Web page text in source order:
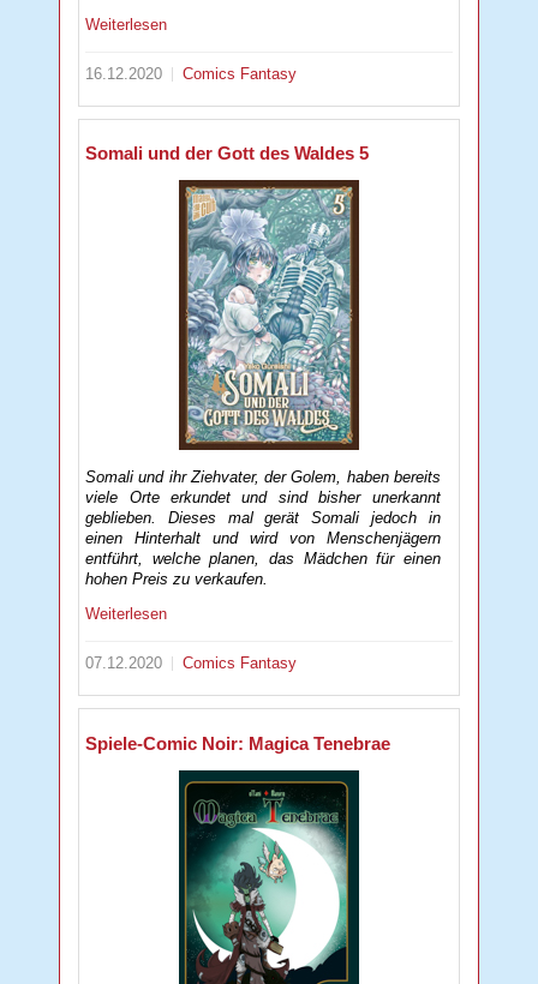
Weiterlesen
16.12.2020 Comics Fantasy
Somali und der Gott des Waldes 5
Somali und ihr Ziehvater, der Golem, haben bereits
viele Orte erkundet und sind bisher unerkannt
geblieben. Dieses mal gerät Somali jedoch in
einen Hinterhalt und wird von Menschenjägern
entführt, welche planen, das Mädchen für einen
hohen Preis zu verkaufen.
Weiterlesen
07.12.2020 Comics Fantasy
Spiele-Comic Noir: Magica Tenebrae